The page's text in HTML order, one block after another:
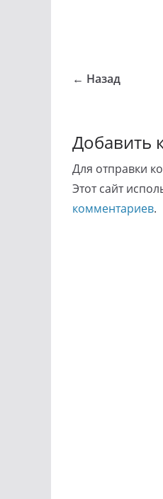
← Назад
Добавить
Для отправки
Этот сайт
комментариев.